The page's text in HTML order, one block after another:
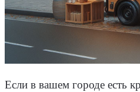
Если в вашем городе есть